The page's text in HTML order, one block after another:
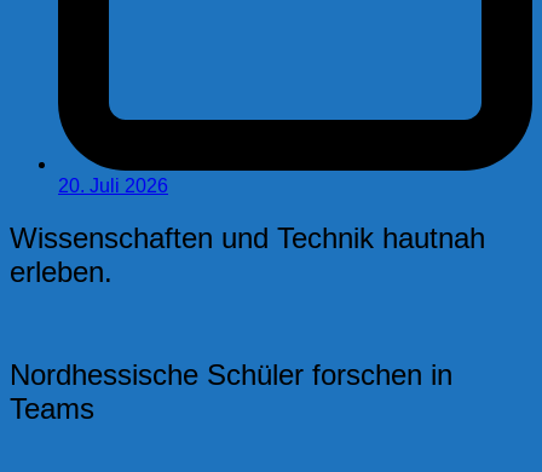
20. Juli 2026
Wissenschaften und Technik hautnah
erleben.
Nordhessische Schüler forschen in
Teams